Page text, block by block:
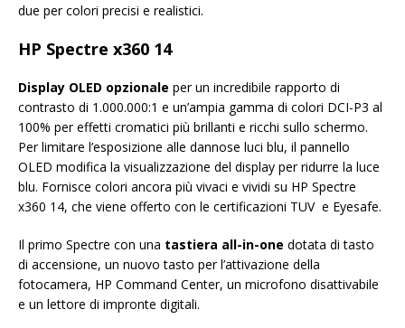
due per colori precisi e realistici.
HP Spectre x360 14
Display OLED opzionale per un incredibile rapporto di
contrasto di 1.000.000:1 e un’ampia gamma di colori DCI-P3 al
100% per effetti cromatici più brillanti e ricchi sullo schermo.
Per limitare l’esposizione alle dannose luci blu, il pannello
OLED modifica la visualizzazione del display per ridurre la luce
blu. Fornisce colori ancora più vivaci e vividi su HP Spectre
x360 14, che viene offerto con le certificazioni TUV e Eyesafe.
Il primo Spectre con una tastiera all-in-one dotata di tasto
di accensione, un nuovo tasto per l’attivazione della
fotocamera, HP Command Center, un microfono disattivabile
e un lettore di impronte digitali.